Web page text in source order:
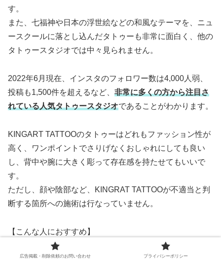
す。
また、七福神や日本の浮世絵などの和風なテーマを、ニュ
ースクールに落とし込んだタトゥーも非常に面白く、他の
タトゥースタジオでは中々見られません。
2022年6月現在、インスタのフォロワー数は4,000人弱、
投稿も1,500件を超えるなど、 非常に多くの方から注目さ
れている人気タトゥースタジオであることがわかります。
KINGART TATTOOのタトゥーはどれもファッション性が
高く、ワンポイントでさりげなくおしゃれにしても良い
し、背中や腕に大きく彫って存在感を持たせてもいいで
す。
ただし、顔や陰部など、KINGRAT TATTOOが不適当と判
断する箇所への施術は行なっていません。
【こんな人におすすめ】
カラータトゥーが好きな方、カラフルでポップなニュース
クールタトゥーが好きな方には非常におすすめのタトゥー
広告掲載・削除依頼のお問い合わせ プライバシーポリシー